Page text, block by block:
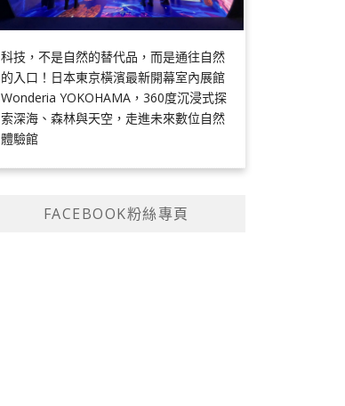
科技，不是自然的替代品，而是通往自然
的入口！日本東京橫濱最新開幕室內展館
Wonderia YOKOHAMA，360度沉浸式探
索深海、森林與天空，走進未來數位自然
體驗館
FACEBOOK粉絲專頁